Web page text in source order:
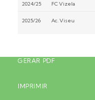
2024/25 FC Vizela
2025/26 Ac. Viseu
GERAR PDF
IMPRIMIR